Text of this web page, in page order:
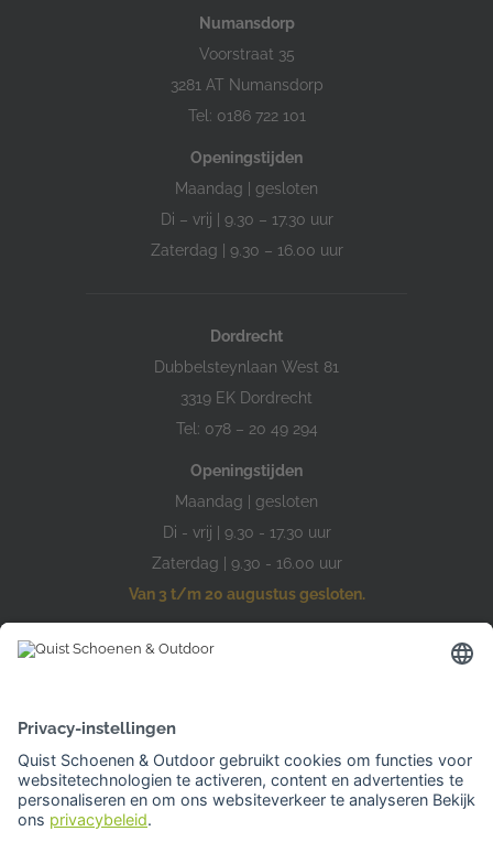
Numansdorp
Voorstraat 35
3281 AT Numansdorp
Tel: 0186 722 101
Openingstijden
Maandag | gesloten
Di – vrij | 9.30 – 17.30 uur
Zaterdag | 9.30 – 16.00 uur
Dordrecht
Dubbelsteynlaan West 81
3319 EK Dordrecht
Tel: 078 – 20 49 294
Openingstijden
Maandag | gesloten
Di - vrij | 9.30 - 17.30 uur
Zaterdag | 9.30 - 16.00 uur
Van 3 t/m 20 augustus gesloten.
3371 AM Hardinxveld-Giessendam
Tel: 0184 701 539